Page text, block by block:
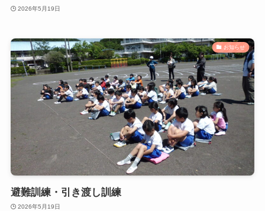
2026年5月19日
お知らせ
避難訓練・引き渡し訓練
2026年5月19日